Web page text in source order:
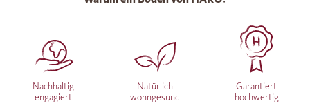
Nachhaltig
engagiert
Natürlich
wohngesund
Garantiert
hochwertig